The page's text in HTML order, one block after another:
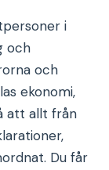
i
och
och
ekonomi,
att allt från
Du får